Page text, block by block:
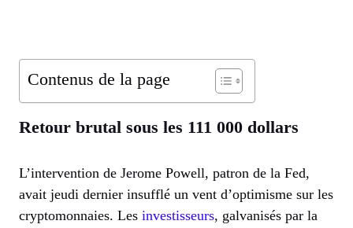
Contenus de la page
Retour brutal sous les 111 000 dollars
L’intervention de Jerome Powell, patron de la Fed,
avait jeudi dernier insufflé un vent d’optimisme sur les
cryptomonnaies. Les investisseurs, galvanisés par la